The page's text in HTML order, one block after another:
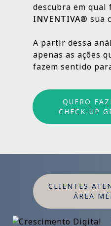
Por isso trabalhamos
médio e longo
crescimento
descubra em qual
INVENTIVA® sua
A partir dessa
apenas as ações
fazem sentido
QUERO
CHECK-UP
CLIENTES
ÁREA